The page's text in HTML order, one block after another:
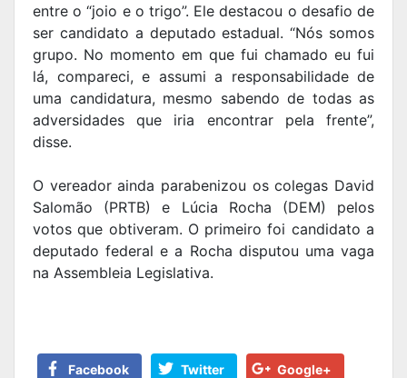
entre o “joio e o trigo”. Ele destacou o desafio de
ser candidato a deputado estadual. “Nós somos
grupo. No momento em que fui chamado eu fui
lá, compareci, e assumi a responsabilidade de
uma candidatura, mesmo sabendo de todas as
adversidades que iria encontrar pela frente”,
disse.
O vereador ainda parabenizou os colegas David
Salomão (PRTB) e Lúcia Rocha (DEM) pelos
votos que obtiveram. O primeiro foi candidato a
deputado federal e a Rocha disputou uma vaga
na Assembleia Legislativa.
Facebook Twitter Google+